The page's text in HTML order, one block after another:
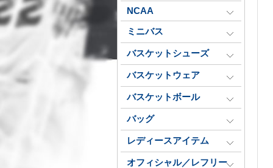
NCAA
ミニバス
バスケットシューズ
バスケットウェア
バスケットボール
バッグ
レディースアイテム
オフィシャル／レフリー